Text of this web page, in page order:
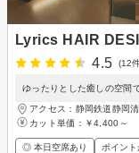
Lyrics HAIR
4.5
(12
ゆったりとした癒しの空間
アクセス：静岡鉄道静岡
カット単価： ￥4,400～
◎ 本日空席あり ポイン